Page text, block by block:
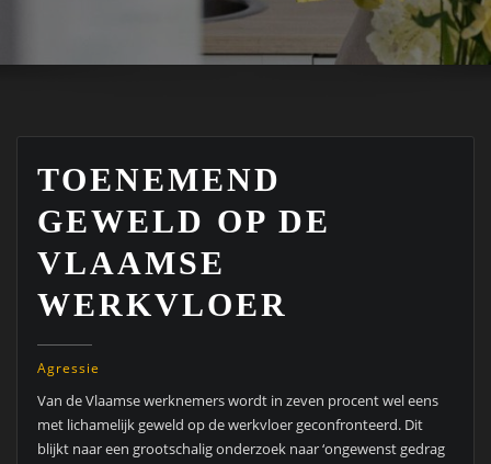
TOENEMEND
GEWELD OP DE
VLAAMSE
WERKVLOER
Agressie
Van de Vlaamse werknemers wordt in zeven procent wel eens
met lichamelijk geweld op de werkvloer geconfronteerd. Dit
blijkt naar een grootschalig onderzoek naar ‘ongewenst gedrag